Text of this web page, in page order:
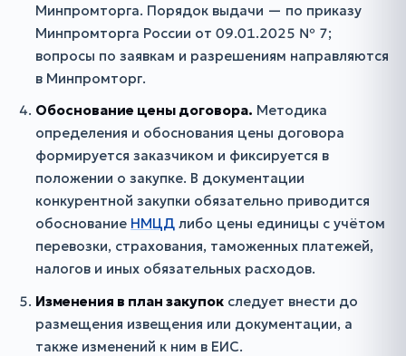
Минпромторга. Порядок выдачи — по приказу
Минпромторга России от 09.01.2025 № 7;
вопросы по заявкам и разрешениям направляются
в Минпромторг.
Обоснование цены договора. Методика
определения и обоснования цены договора
формируется заказчиком и фиксируется в
положении о закупке. В документации
конкурентной закупки обязательно приводится
обоснование НМЦД либо цены единицы с учётом
перевозки, страхования, таможенных платежей,
налогов и иных обязательных расходов.
Изменения в план закупок следует внести до
размещения извещения или документации, а
также изменений к ним в ЕИС.